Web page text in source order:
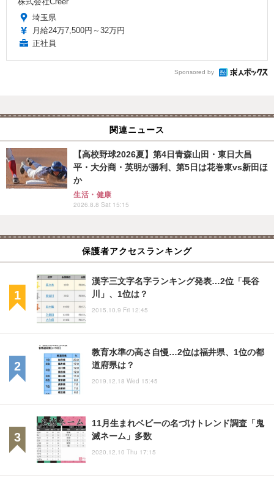
埼玉県
月給24万7,500円～32万円
正社員
Sponsored by
関連ニュース
【高校野球2026夏】第4日青森山田・東日大昌
平・大分商・英明が勝利、第5日は花巻東vs新田ほ
か
生活・健康
2026.8.8 Sat 15:15
保護者アクセスランキング
漢字三文字名字ランキング発表…2位「長谷
川」、1位は？
2015.10.9 Fri 12:45
教育水準の高さ自慢…2位は福井県、1位の都
道府県は？
2019.12.18 Wed 15:45
11月生まれベビーの名づけトレンド調査「鬼
滅ネーム」多数
2020.12.10 Thu 17:15